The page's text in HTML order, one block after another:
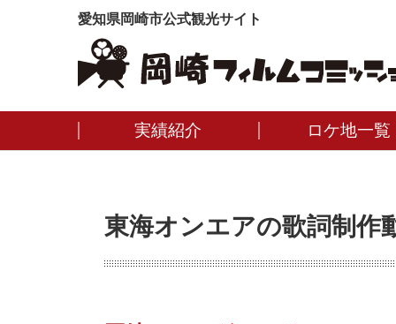
愛知県岡崎市公式観光サイト
実績紹介 ロケ地一覧
東海オンエアの歌詞制作